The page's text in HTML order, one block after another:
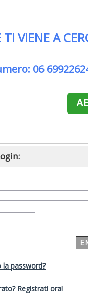
VIENE A
06
la password?
Registrati ora!